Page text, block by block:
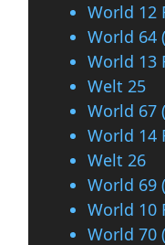
World 12
World 64
World 13
Welt 25
World 67
World 14
Welt 26
World 69
World 10
World 70